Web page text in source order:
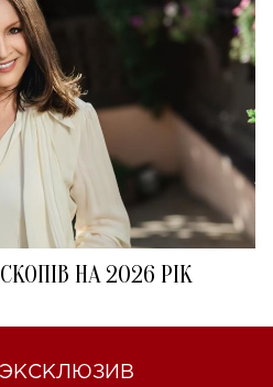
НА 2026 РІК
ЭКСКЛЮЗИВ